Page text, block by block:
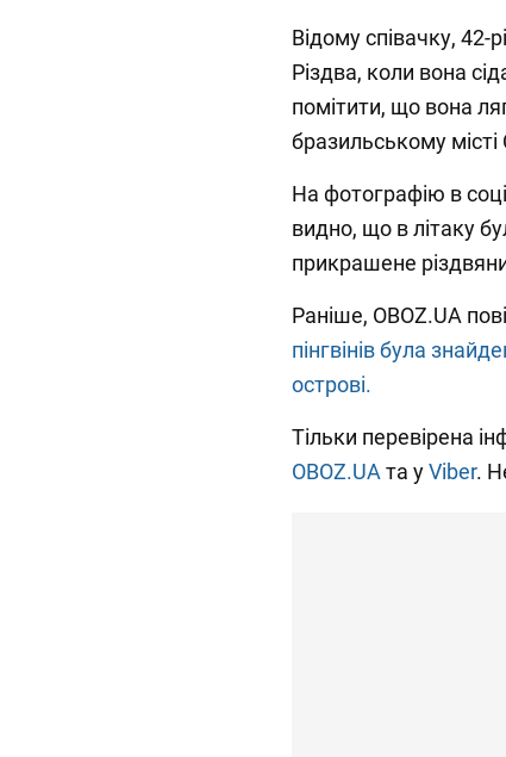
Відому співачку, 42-
Різдва, коли вона
помітити, що вона
бразильському
На фотографію в
видно, що в літаку
прикрашене
Раніше, OBOZ.UA
пінгвінів була
острові.
Тільки перевірена
OBOZ.UA та уViber.